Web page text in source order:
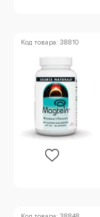
Код товара: 38810